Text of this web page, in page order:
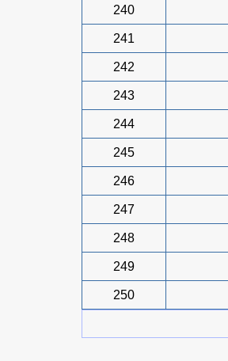
240
241
242
243
244
245
246
247
248
249
250